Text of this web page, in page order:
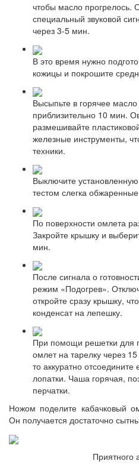
чтобы масло прогрелось.
специальный звуковой
через 3-5 мин.
В это время нужно
кожицы и покрошите
Высыпьте в горячее
приблизительно 10 мин.
размешивайте
железные инструменты,
техники.
Выключите
тестом слегка
По поверхности омлета
Закройте крышку и
мин.
После сигнала о
режим «Подогрев».
откройте сразу крышку,
конденсат на лепешку.
При помощи решетки для
омлет на тарелку через
то аккуратно
лопатки. Чаша горячая,
перчатки.
Ножом поделите кабачковый
Он получается достаточно
Приятного